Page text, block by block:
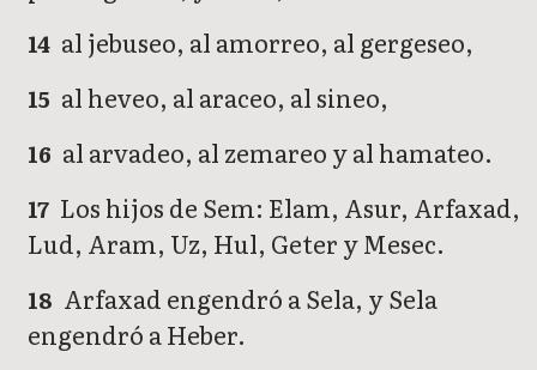
14 al jebuseo, al amorreo, al gergeseo,
15 al heveo, al araceo, al sineo,
16 al arvadeo, al zemareo y al hamateo.
17 Los hijos de Sem: Elam, Asur, Arfaxad,
Lud, Aram, Uz, Hul, Geter y Mesec.
18 Arfaxad engendró a Sela, y Sela
engendró a Heber.